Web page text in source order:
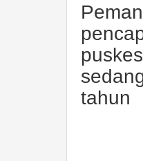
tahun